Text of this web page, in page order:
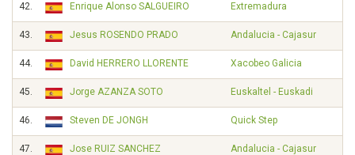
42. Enrique Alonso SALGUEIRO Extremadura
43. Jesus ROSENDO PRADO Andalucia - Cajasur
44. David HERRERO LLORENTE Xacobeo Galicia
45. Jorge AZANZA SOTO Euskaltel - Euskadi
46. Steven DE JONGH Quick Step
47. Jose RUIZ SANCHEZ Andalucia - Cajasur